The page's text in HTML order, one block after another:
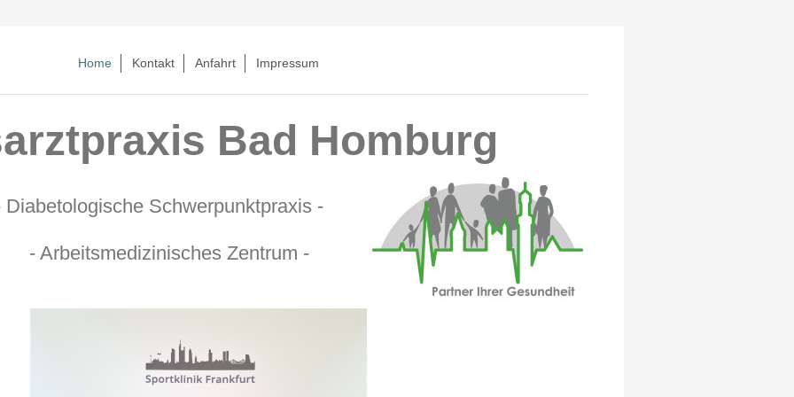
Home Kontakt Anfahrt Impressum
Bad Homburg
Diabetologische Schwerpunktpraxis -
- Arbeitsmedizinisches Zentrum -